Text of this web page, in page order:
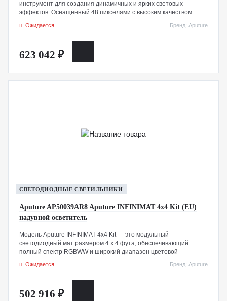
инструмент для создания динамичных и ярких световых
эффектов. Оснащённый 48 пикселями с высоким качеством
использования в качестве ключевого света, встроенного в
чипсет обеспечивает цветовую температуру от 2000K до 10
000K с полным регулированием зелено-магентового баланса, а
также расширенные настройки оттенка, насыщенности и
яркости для получения точных и насыщенных цветов.
Ожидается Бренд: Aputure
623 042 ₽
СВЕТОДИОДНЫЕ СВЕТИЛЬНИКИ
Aputure AP50039AR8 Aputure INFINIMAT 4x4 Kit (EU)
надувной осветитель
Модель Aputure INFINIMAT 4x4 Kit — это модульный
светодиодный мат размером 4 x 4 фута, обеспечивающий
полный спектр RGBWW и широкий диапазон цветовой
мощностью 1600 Вт, он может питаться от сети переменного
Ожидается Бренд: Aputure
502 916 ₽